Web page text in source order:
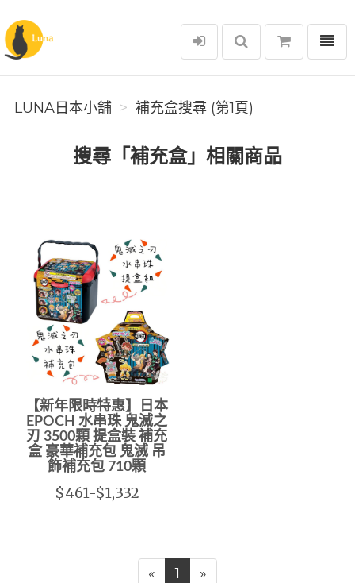
Luna日本小舖
選單
LUNA日本小舖 補充盒搜尋 (第1頁)
搜尋「補充盒」相關商品
【新年限時特惠】日本
EPOCH 水串珠 鬼滅之
刃 3500顆 提盒裝 補充
盒 豪華補充包 鬼滅 吊
飾補充包 710顆
$461-$1,332
« 1 »